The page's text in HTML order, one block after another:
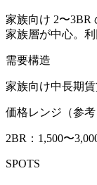
家族向け 2〜3BR
家族層が中心。
需要構造
家族向け中長期
価格レンジ（参考
2BR：1,500〜
SPOTS